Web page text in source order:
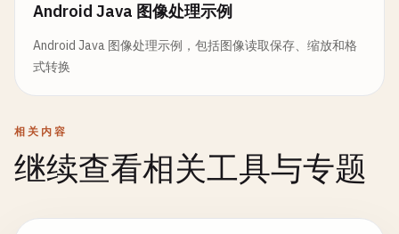
Android Java 图像处理示例
Android Java 图像处理示例，包括图像读取保存、缩放和格
式转换
相关内容
继续查看相关工具与专题